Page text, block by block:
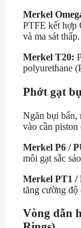
Merkel
PTFE kết hợp
và ma sát thấp.
Merkel T20:
polyurethane
Phớt gạt
Ngăn bụi bẩn,
vào cần
Merkel P6 /
môi gạt sắc
Merkel PT1 /
tăng cường độ
Vòng dẫn